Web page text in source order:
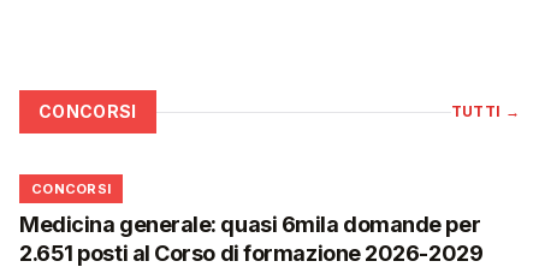
CONCORSI TUTTI →
📋
CONCORSI
Medicina generale: quasi 6mila domande per
2.651 posti al Corso di formazione 2026-2029